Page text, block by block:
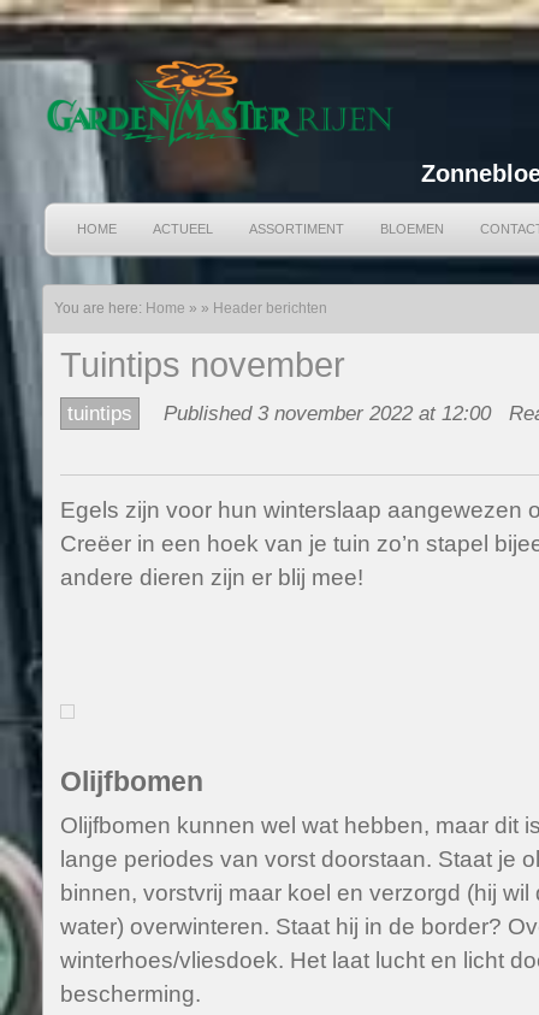
HOME ACTUEEL ASSORTIMENT BLOEMEN
You are here: Home » » Header berichten
Tuintips november
tuintips Published 3 november 2022 at 12:00
Egels zijn voor hun winterslaap aangewezen
Creëer in een hoek van je tuin zo’n stapel
andere dieren zijn er blij mee!
Olijfbomen
Olijfbomen kunnen wel wat hebben, maar dit
lange periodes van vorst doorstaan. Staat je
binnen, vorstvrij maar koel en verzorgd (hij
water) overwinteren. Staat hij in de border?
winterhoes/vliesdoek. Het laat lucht en licht
bescherming.